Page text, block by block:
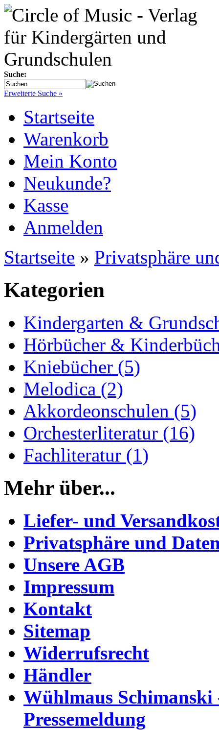
Suche:
Erweiterte Suche »
Startseite
Warenkorb
Mein Konto
Neukunde?
Kasse
Anmelden
Startseite » Privatsphäre
Kategorien
Kindergarten &
Hörbücher &
Kniebücher (5)
Melodica (2)
Akkordeonschulen (5)
Orchesterliteratur (16)
Fachliteratur (1)
Mehr über...
Liefer- und
Privatsphäre und
Unsere AGB
Impressum
Kontakt
Sitemap
Widerrufsrecht
Händler
Wühlmaus
Pressemeldung